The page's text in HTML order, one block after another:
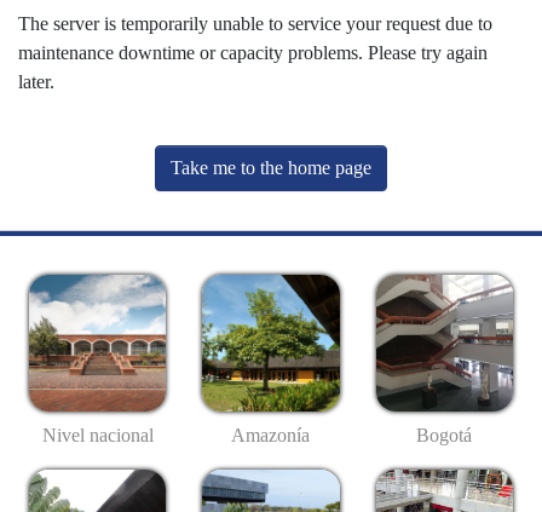
The server is temporarily unable to service your request due to
maintenance downtime or capacity problems. Please try again
later.
Take me to the home page
Nivel nacional Amazonía Bogotá